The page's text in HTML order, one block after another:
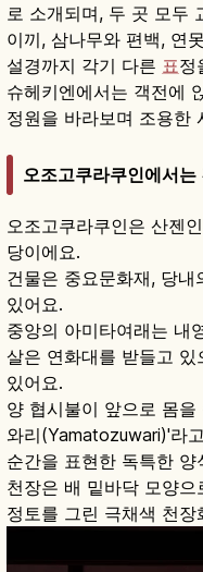
로 소개되며, 두 곳 모두
이끼, 삼나무와 편백, 연
설경까지 각기 다른 표정
슈헤키엔에서는 객전에
정원을 바라보며 조용한
오조고쿠라쿠인에서
오조고쿠라쿠인은 산젠
당이에요.
건물은 중요문화재, 당
있어요.
중앙의 아미타여래는 내
살은 연화대를 받들고
있어요.
양 협시불이 앞으로 몸
와리(Yamatozuwari)'라
순간을 표현한 독특한
천장은 배 밑바닥 모양
정토를 그린 극채색 천